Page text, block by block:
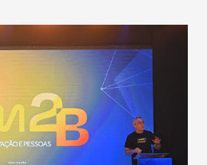
com os ambientes
não estamos vivendo uma
em todos os anos, com
influenza ou H1N1. Trata-se
vírus diferente, com um poder de
outros coronavírus”, apontou o